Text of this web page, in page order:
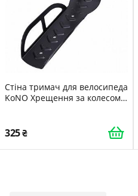
Стіна тримач для велосипеда
KoNO Хрещення за колесом
325